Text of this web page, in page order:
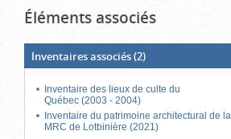
Éléments associés
Inventaires associés(2)
Inventaire des lieux de culte du
Québec (2003 - 2004)
Inventaire du patrimoine architectural de la
MRC de Lotbinière (2021)